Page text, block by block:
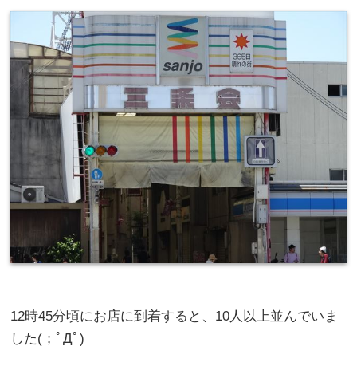
12時45分頃にお店に到着すると、10人以上並んでいま
した(；ﾟДﾟ)